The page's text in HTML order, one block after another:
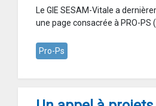
Le GIE SESAM-Vitale a
une page consacrée à PRO-PS
Pro-Ps